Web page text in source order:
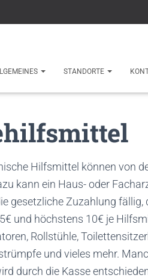
STANDORTE
Hilfsmittel können von
kann ein Haus- oder
gesetzliche Zuzahlung fällig,
und höchstens 10€ je
Rollstühle,
und vieles mehr.
durch die Kasse